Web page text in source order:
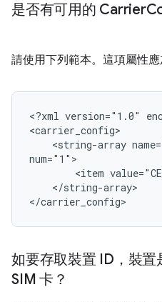
是否有可用的 Carrier
請使用下列範本。這項屬性應
<?xml version="1.0"
<carrier_config>
<string-array
num="1">
<item
    </string-array>
</carrier_config>
如要存取裝置 ID，裝
SIM 卡？